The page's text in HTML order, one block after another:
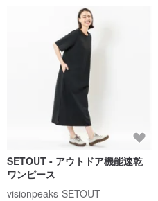
SETOUT - アウトドア機能速乾
ワンピース
visionpeaks-SETOUT